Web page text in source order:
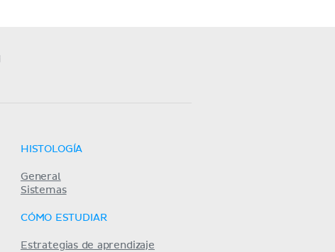
HISTOLOGÍA
General
Sistemas
CÓMO ESTUDIAR
Estrategias de aprendizaje